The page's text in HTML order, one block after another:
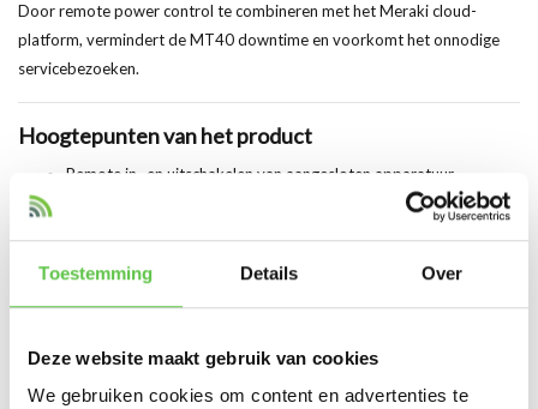
Toestemming Details Over
Deze website maakt gebruik van cookies
We gebruiken cookies om content en advertenties te
Door remote power control te combineren met het Meraki cloud-
platform, vermindert de MT40 downtime en voorkomt het onnodige
servicebezoeken.
Hoogtepunten van het product
Remote in- en uitschakelen van aangesloten apparatuur
Realtime monitoring via Meraki Dashboard
Cloud-managed via Meraki-platform